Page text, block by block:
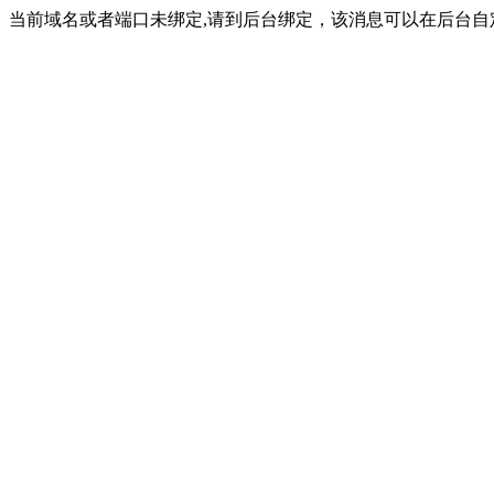
当前域名或者端口未绑定,请到后台绑定，该消息可以在后台自